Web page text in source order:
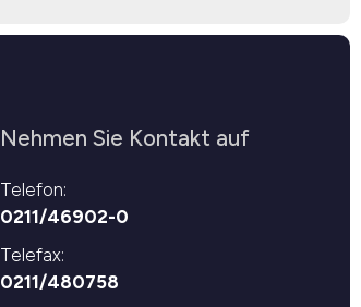
Nehmen Sie Kontakt auf
Telefon:
0211/46902-0
Telefax:
0211/480758